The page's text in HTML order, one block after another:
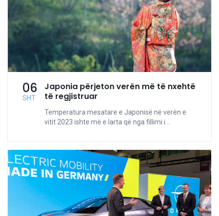
06
SHT
Japonia përjeton verën më të nxehtë
të regjistruar
Temperatura mesatare e Japonisë në verën e
vitit 2023 ishte më e larta që nga fillimi i...